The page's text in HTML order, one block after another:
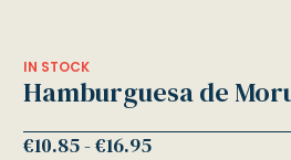
IN STOCK
Hamburguesa de
€10.85-€16.95